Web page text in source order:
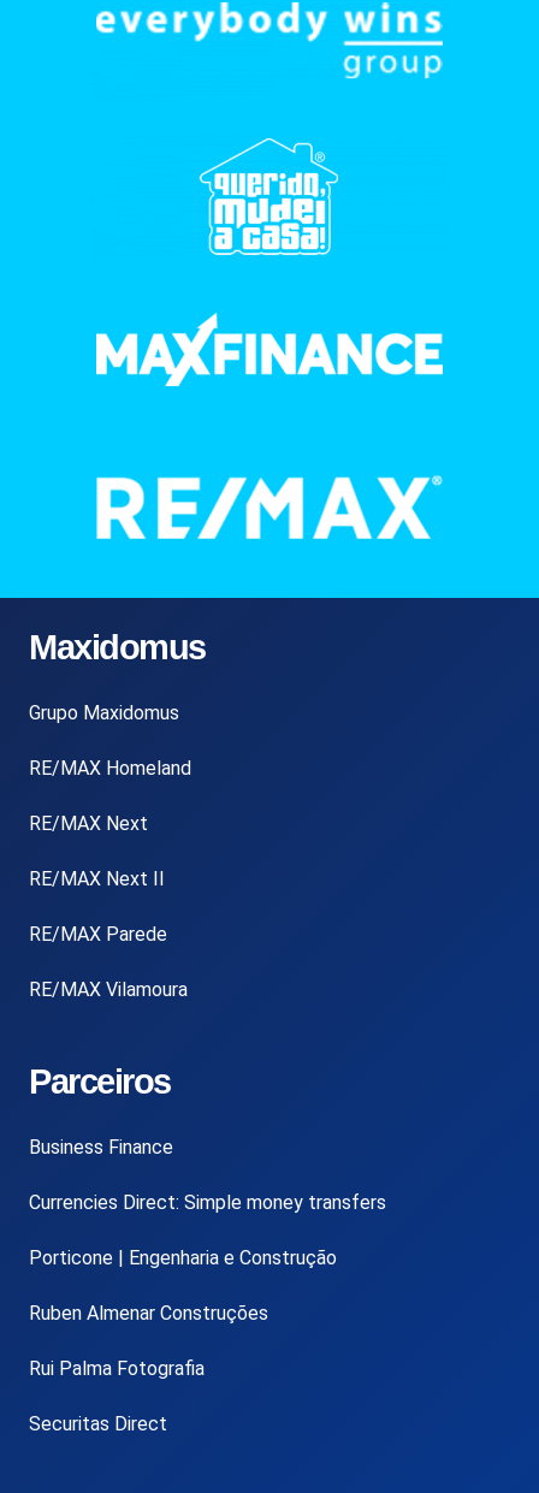
Maxidomus
Grupo Maxidomus
RE/MAX Homeland
RE/MAX Next
RE/MAX Next II
RE/MAX Parede
RE/MAX Vilamoura
Parceiros
Business Finance
Currencies Direct: Simple money transfers
Porticone | Engenharia e Construção
Ruben Almenar Construções
Rui Palma Fotografia
Securitas Direct